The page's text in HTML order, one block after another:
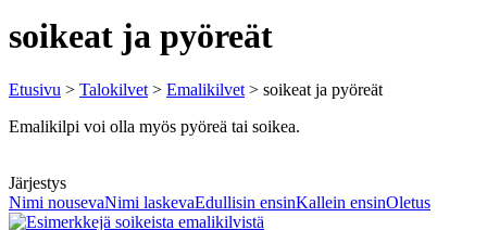
soikeat ja pyöreät
Etusivu > Talokilvet > Emalikilvet > soikeat ja pyöreät
Emalikilpi voi olla myös pyöreä tai soikea.
Järjestys
Nimi nousevaNimi laskevaEdullisin ensinKallein ensinOletus